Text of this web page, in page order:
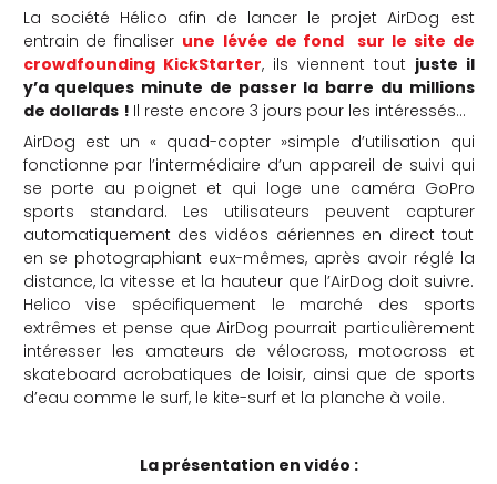
La société Hélico afin de lancer le projet AirDog est
entrain de finaliser une lévée de fond sur le site de
crowdfounding KickStarter, ils viennent tout juste il
y’a quelques minute de passer la barre du millions
de dollards ! Il reste encore 3 jours pour les intéressés…
AirDog est un « quad-copter »simple d’utilisation qui
fonctionne par l’intermédiaire d’un appareil de suivi qui
se porte au poignet et qui loge une caméra GoPro
sports standard. Les utilisateurs peuvent capturer
automatiquement des vidéos aériennes en direct tout
en se photographiant eux-mêmes, après avoir réglé la
distance, la vitesse et la hauteur que l’AirDog doit suivre.
Helico vise spécifiquement le marché des sports
extrêmes et pense que AirDog pourrait particulièrement
intéresser les amateurs de vélocross, motocross et
skateboard acrobatiques de loisir, ainsi que de sports
d’eau comme le surf, le kite-surf et la planche à voile.
La présentation en vidéo :